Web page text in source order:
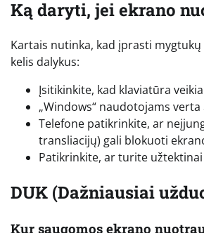
Ką daryti, jei ekrano
Kartais nutinka, kad įprasti
kelis dalykus:
Įsitikinkite, kad klaviatūra
„Windows“ naudotojams
Telefone patikrinkite, ar
transliacijų) gali blokuoti
Patikrinkite, ar turite
DUK (Dažniausiai
Kur saugomos ekrano